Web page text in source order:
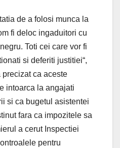
de a folosi munca la
fi deloc ingaduitori cu
Toti cei care vor fi
si deferiti justitiei“,
precizat ca aceste
intoarca la angajati
si ca bugetul asistentei
fara ca impozitele sa
a cerut Inspectiei
pentru